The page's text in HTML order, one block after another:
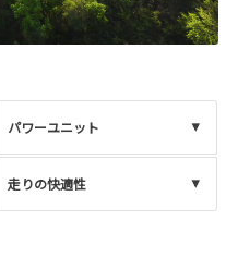
パワーユニット
走りの快適性